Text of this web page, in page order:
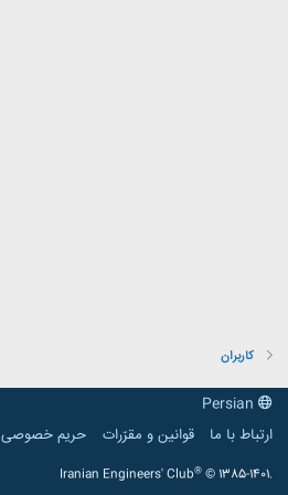
کاربران
ارتباط با ما
قوانین و مقرّرات حریم خصوصی
Iranian Engineers' Club® © 1385-1401.